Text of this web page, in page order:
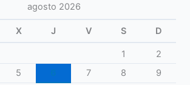
agosto 2026
X J V S D
1
2
5 7 8
9